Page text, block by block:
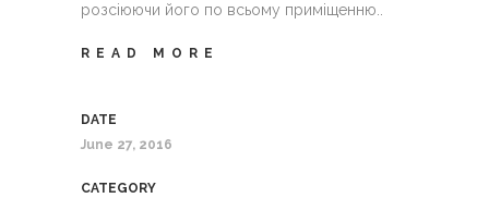
розсіюючи його по всьому приміщенню..
READ MORE
DATE
June 27, 2016
CATEGORY